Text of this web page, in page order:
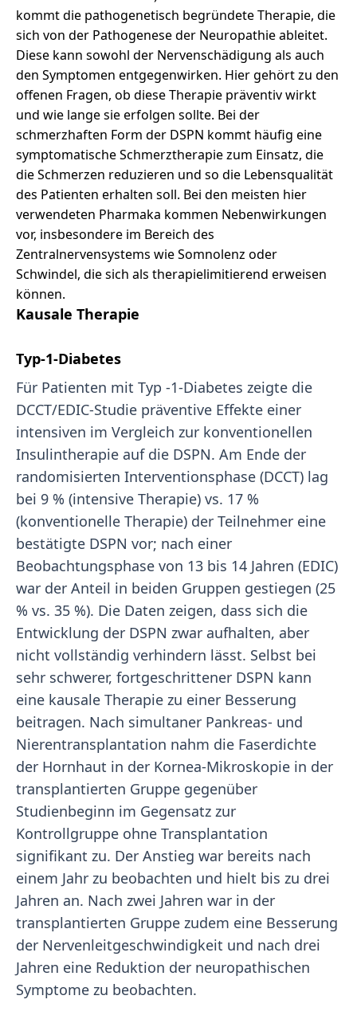
kommt die pathogenetisch begründete Therapie, die
sich von der Pathogenese der Neuropathie ableitet.
Diese kann sowohl der Nervenschädigung als auch
den Symptomen entgegenwirken. Hier gehört zu den
offenen Fragen, ob diese Therapie präventiv wirkt
und wie lange sie erfolgen sollte. Bei der
schmerzhaften Form der DSPN kommt häufig eine
symptomatische Schmerztherapie zum Einsatz, die
die Schmerzen reduzieren und so die Lebensqualität
des Patienten erhalten soll. Bei den meisten hier
verwendeten Pharmaka kommen Nebenwirkungen
vor, insbesondere im Bereich des
Zentralnervensystems wie Somnolenz oder
Schwindel, die sich als therapielimitierend erweisen
können.
Kausale Therapie
Typ-1-Diabetes
Für Patienten mit Typ -1-Diabetes zeigte die
DCCT/EDIC-Studie präventive Effekte einer
intensiven im Vergleich zur konventionellen
Insulintherapie auf die DSPN. Am Ende der
randomisierten Interventionsphase (DCCT) lag
bei 9 % (intensive Therapie) vs. 17 %
(konventionelle Therapie) der Teilnehmer eine
bestätigte DSPN vor; nach einer
Beobachtungsphase von 13 bis 14 Jahren (EDIC)
war der Anteil in beiden Gruppen gestiegen (25
% vs. 35 %). Die Daten zeigen, dass sich die
Entwicklung der DSPN zwar aufhalten, aber
nicht vollständig verhindern lässt. Selbst bei
sehr schwerer, fortgeschrittener DSPN kann
eine kausale Therapie zu einer Besserung
beitragen. Nach simultaner Pankreas- und
Nierentransplantation nahm die Faserdichte
der Hornhaut in der Kornea-Mikroskopie in der
transplantierten Gruppe gegenüber
Studienbeginn im Gegensatz zur
Kontrollgruppe ohne Transplantation
signifikant zu. Der Anstieg war bereits nach
einem Jahr zu beobachten und hielt bis zu drei
Jahren an. Nach zwei Jahren war in der
transplantierten Gruppe zudem eine Besserung
der Nervenleitgeschwindigkeit und nach drei
Jahren eine Reduktion der neuropathischen
Symptome zu beobachten.